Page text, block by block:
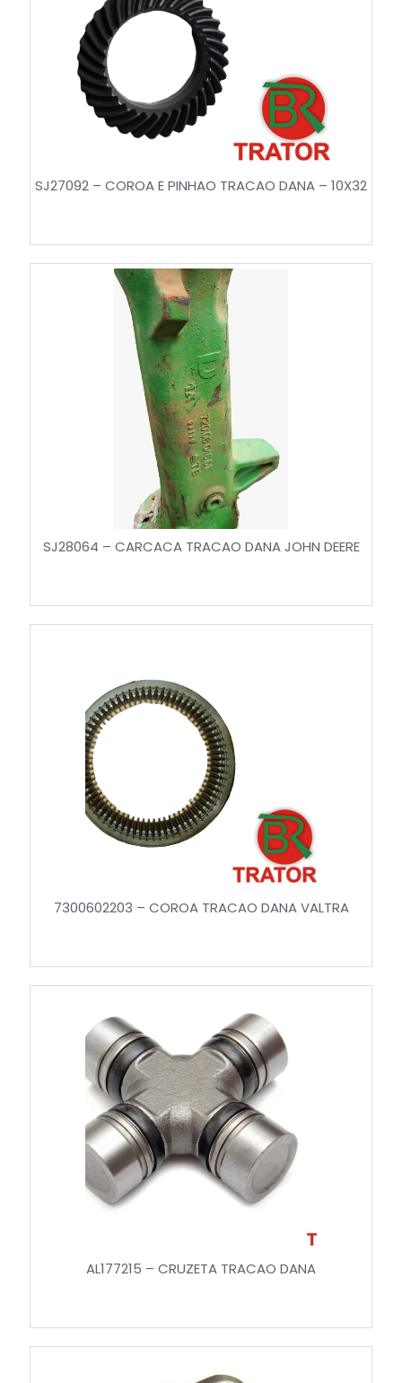
SJ27092 – COROA E PINHAO TRACAO DANA – 10X32
SJ28064 – CARCACA TRACAO DANA JOHN DEERE
7300602203 – COROA TRACAO DANA VALTRA
AL177215 – CRUZETA TRACAO DANA